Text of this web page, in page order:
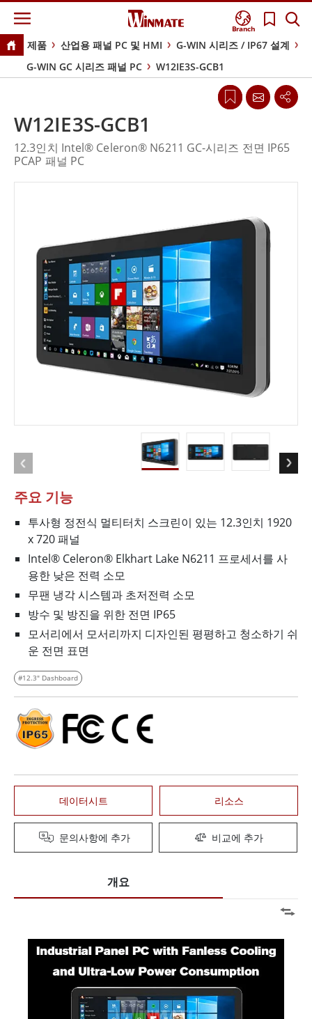
Branch
제품 산업용 패널 PC 및 HMI
G-WIN 시리즈 / IP67 설계
G-WIN GC 시리즈 패널 PC
W12IE3S-GCB1
주요 기능
투사형 정전식 멀티터치 스크린이 있는 12.3인치 1920
x 720 패널
Intel® Celeron® Elkhart Lake N6211 프로세서를 사
용한 낮은 전력 소모
무팬 냉각 시스템과 초저전력 소모
방수 및 방진을 위한 전면 IP65
모서리에서 모서리까지 디자인된 평평하고 청소하기 쉬
운 전면 표면
#12.3" Dashboard
데이터시트 리소스
문의사항에 추가 비교에 추가
W12IE3S-GCB1
12.3인치 Intel® Celeron® N6211 GC-시리즈 전면 IP65
PCAP 패널 PC
개요